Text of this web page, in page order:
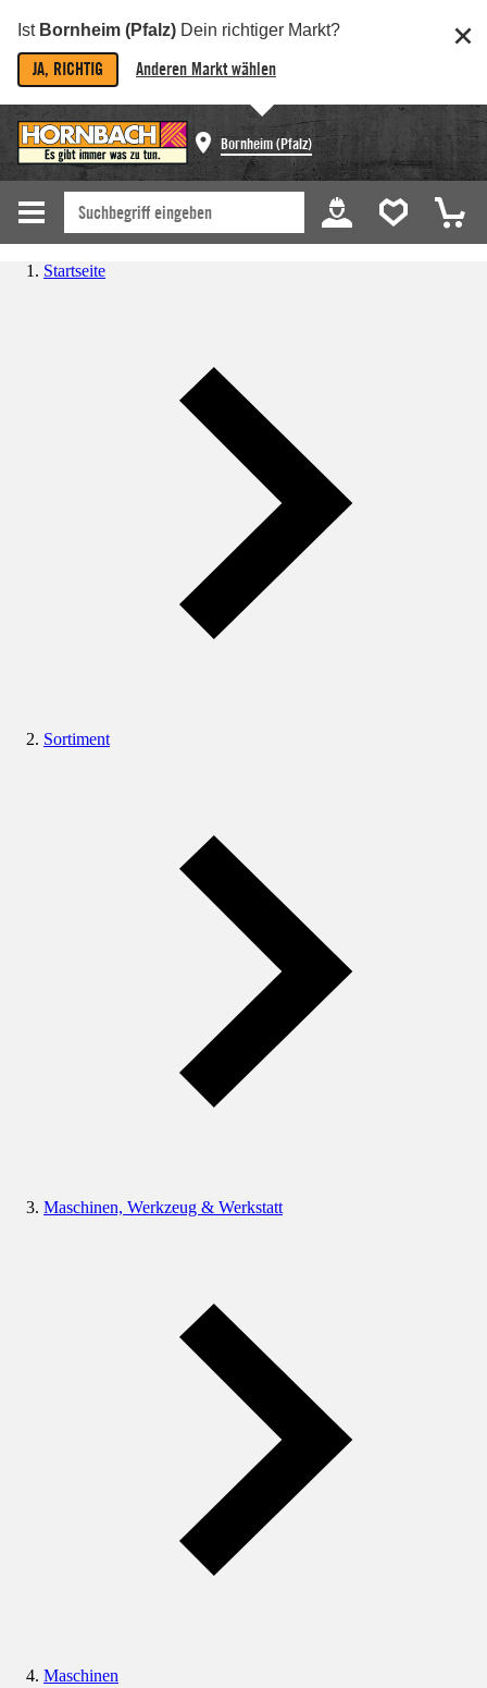
Ist Bornheim (Pfalz) Dein richtiger Markt?
JA, RICHTIG Anderen Markt wählen
Bornheim (Pfalz)
Startseite
Sortiment
Maschinen, Werkzeug & Werkstatt
Maschinen